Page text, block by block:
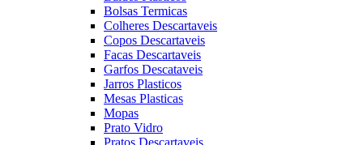
Bolsas Termicas
Colheres Descartaveis
Copos Descartaveis
Facas Descartaveis
Garfos Descataveis
Jarros Plasticos
Mesas Plasticas
Mopas
Prato Vidro
Pratos Descartaveis